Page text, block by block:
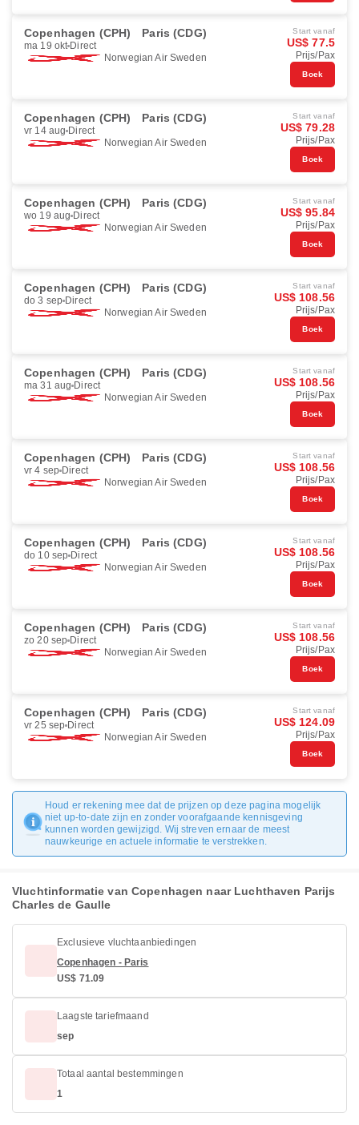
Copenhagen (CPH) Paris (CDG)
ma 19 okt Direct
Norwegian Air Sweden
Start vanaf
US$ 77.5
Prijs/Pax
Boek
Copenhagen (CPH) Paris (CDG)
vr 14 aug Direct
Norwegian Air Sweden
Start vanaf
US$ 79.28
Prijs/Pax
Boek
Copenhagen (CPH) Paris (CDG)
wo 19 aug Direct
Norwegian Air Sweden
Start vanaf
US$ 95.84
Prijs/Pax
Boek
Copenhagen (CPH) Paris (CDG)
do 3 sep Direct
Norwegian Air Sweden
Start vanaf
US$ 108.56
Prijs/Pax
Boek
Copenhagen (CPH) Paris (CDG)
ma 31 aug Direct
Norwegian Air Sweden
Start vanaf
US$ 108.56
Prijs/Pax
Boek
Copenhagen (CPH) Paris (CDG)
vr 4 sep Direct
Norwegian Air Sweden
Start vanaf
US$ 108.56
Prijs/Pax
Boek
Copenhagen (CPH) Paris (CDG)
do 10 sep Direct
Norwegian Air Sweden
Start vanaf
US$ 108.56
Prijs/Pax
Boek
Copenhagen (CPH) Paris (CDG)
zo 20 sep Direct
Norwegian Air Sweden
Start vanaf
US$ 108.56
Prijs/Pax
Boek
Copenhagen (CPH) Paris (CDG)
vr 25 sep Direct
Norwegian Air Sweden
Start vanaf
US$ 124.09
Prijs/Pax
Boek
Houd er rekening mee dat de prijzen op deze pagina mogelijk
niet up-to-date zijn en zonder voorafgaande kennisgeving
kunnen worden gewijzigd. Wij streven ernaar de meest
nauwkeurige en actuele informatie te verstrekken.
Vluchtinformatie van Copenhagen naar Luchthaven Parijs
Charles de Gaulle
Exclusieve vluchtaanbiedingen
Copenhagen - Paris
US$ 71.09
Laagste tariefmaand
sep
Totaal aantal bestemmingen
1